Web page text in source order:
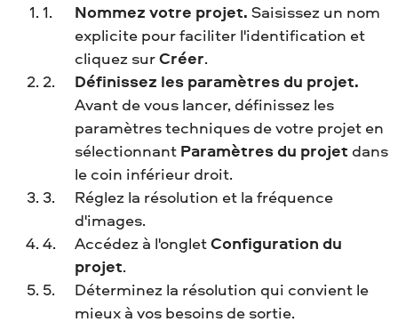
Nommez votre projet. Saisissez un nom
explicite pour faciliter l'identification et
cliquez surCréer.
Définissez les paramètres du projet.
Avant de vous lancer, définissez les
paramètres techniques de votre projet en
sélectionnant Paramètres du projet dans
le coin inférieur droit.
Réglez la résolution et la fréquence
d'images.
Accédez à l'ongletConfiguration du
projet.
Déterminez la résolution qui convient le
mieux à vos besoins de sortie.